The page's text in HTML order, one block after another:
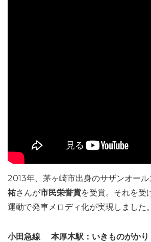
2013年、茅ヶ崎市出身のサザンオー
祐さんが市民栄誉賞を受賞。それを受
運動で発車メロディ化が実現しました。
小田急線 本厚木駅：いきものがかり